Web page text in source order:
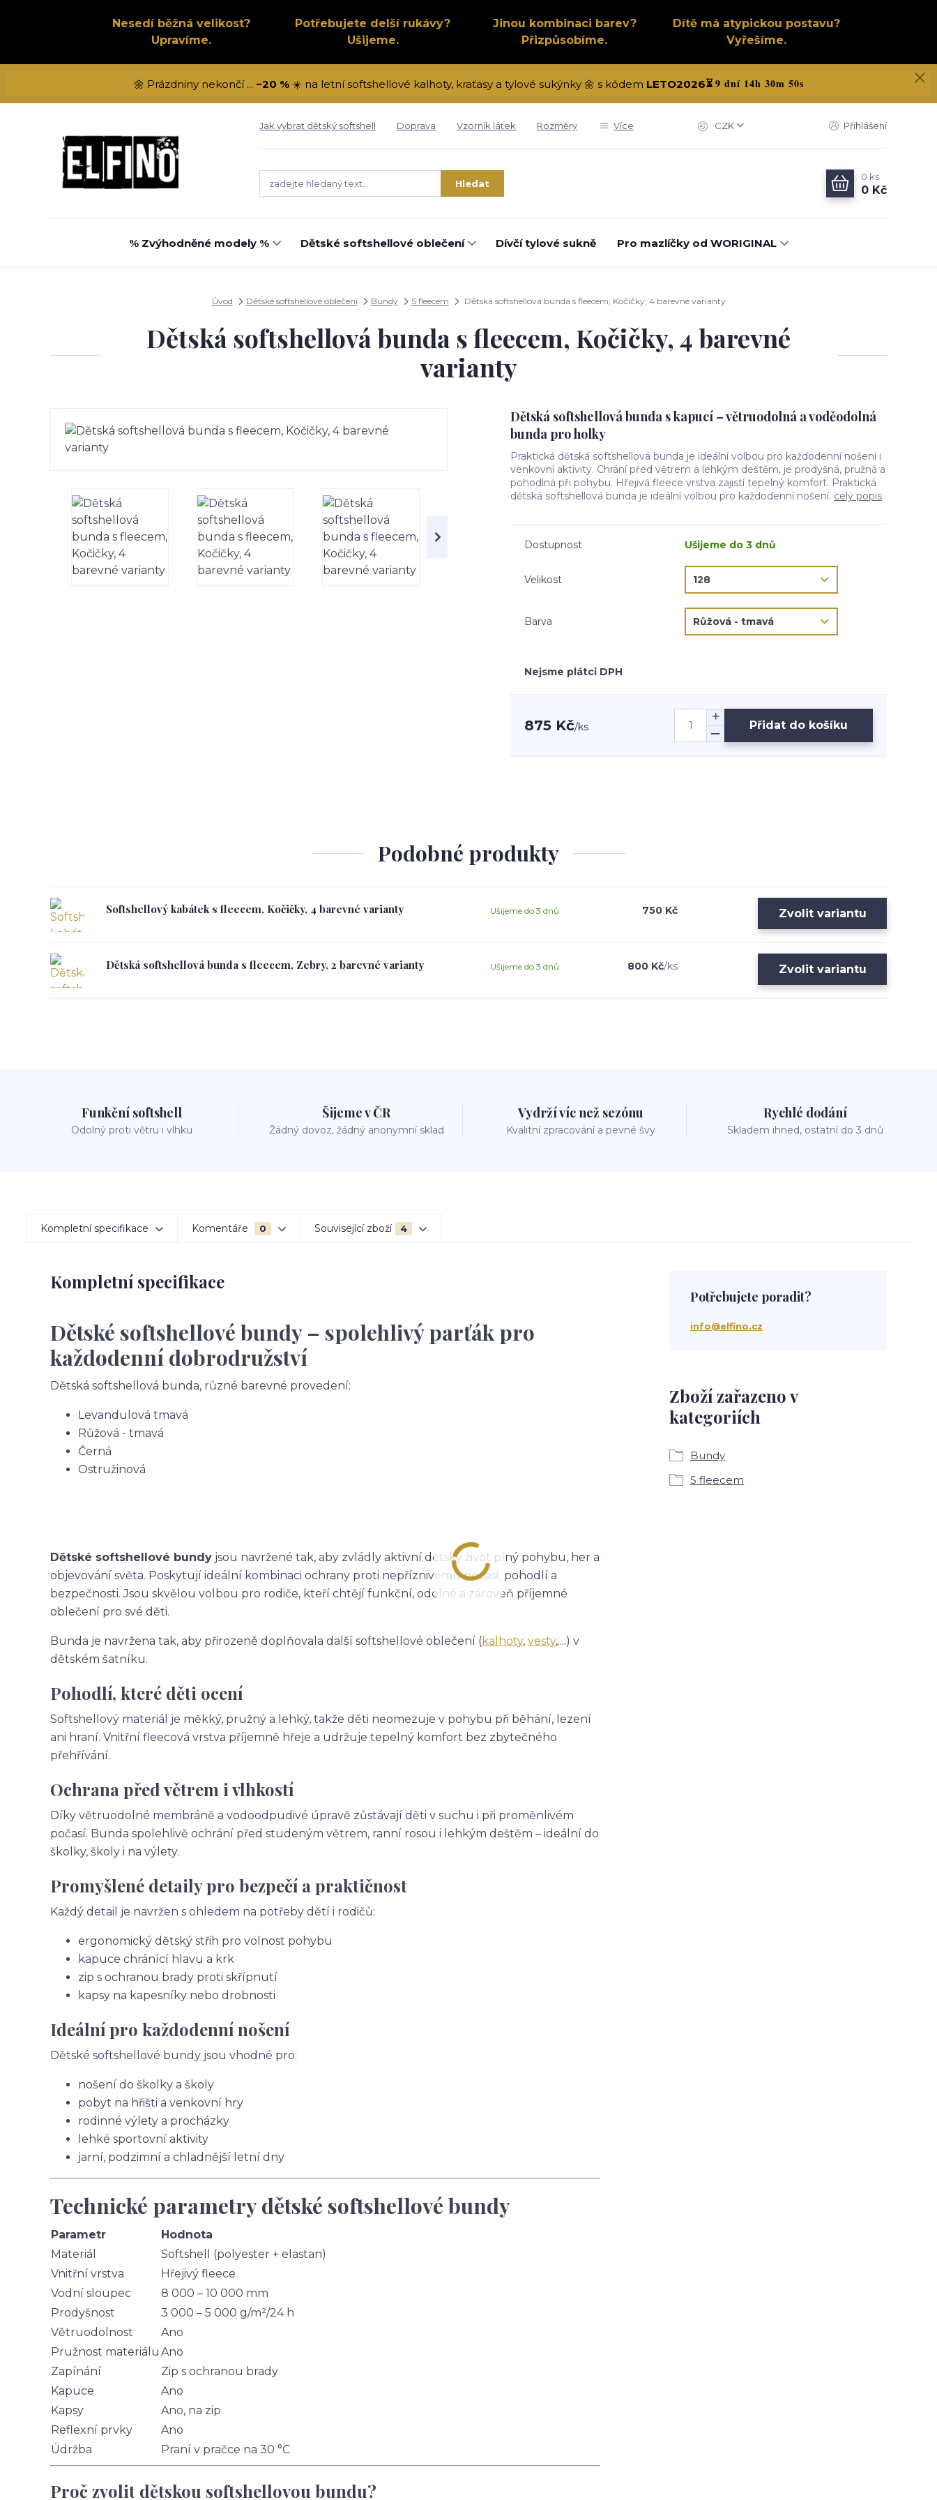
Nesedí běžná velikost?
Upravíme.
Potřebujete delší rukávy?
Ušijeme.
Jinou kombinaci barev?
Přizpůsobíme.
Dítě má atypickou postavu?
Vyřešíme.
🌼 Prázdniny nekončí ... −20 %☀️ na letní softshellové kalhoty, kraťasy a tylové sukýnky 🌼 s kódem LETO2026⏳9 dní 14h 30m 49s
Jak vybrat dětský softshell Doprava Vzorník látek Rozměry Více CZK Přihlášení
Hledat
0 ks
0 Kč
% Zvýhodněné modely % Dětské softshellové oblečení Dívčí tylové sukně Pro mazlíčky od WORIGINAL
Úvod Dětské softshellové oblečení Bundy S fleecem Dětská softshellová bunda s fleecem, Kočičky, 4 barevné varianty
Dětská softshellová bunda s fleecem, Kočičky, 4 barevné
varianty
Dětská softshellová bunda s kapucí – větruodolná a voděodolná
bunda pro holky
Praktická dětská softshellová bunda je ideální volbou pro každodenní nošení i
venkovní aktivity. Chrání před větrem a lehkým deštěm, je prodyšná, pružná a
pohodlná při pohybu. Hřejivá fleece vrstva zajistí tepelný komfort. Praktická
dětská softshellová bunda je ideální volbou pro každodenní nošení. celý popis
Dostupnost Ušijeme do 3 dnů
Velikost
Barva
Nejsme plátci DPH
875 Kč/ks Přidat do košíku
Podobné produkty
Softshellový kabátek s fleecem, Kočičky, 4 barevné varianty 750 Kč
Ušijeme do 3 dnů Zvolit variantu
Dětská softshellová bunda s fleecem, Zebry, 2 barevné varianty 800 Kč/ks
Ušijeme do 3 dnů Zvolit variantu
Funkční softshell
Odolný proti větru i vlhku
Šijeme v ČR
Žádný dovoz, žádný anonymní sklad
Vydrží víc než sezónu
Kvalitní zpracování a pevné švy
Rychlé dodání
Skladem ihned, ostatní do 3 dnů
Kompletní specifikace Komentáře 0 Související zboží 4
Kompletní specifikace
Dětské softshellové bundy – spolehlivý parťák pro
každodenní dobrodružství
Dětská softshellová bunda, různé barevné provedení:
Levandulová tmavá
Růžová - tmavá
Černá
Ostružinová
Dětské softshellové bundy jsou navržené tak, aby zvládly aktivní dětský život plný pohybu, her a
objevování světa. Poskytují ideální kombinaci ochrany proti nepříznivému počasí, pohodlí a
bezpečnosti. Jsou skvělou volbou pro rodiče, kteří chtějí funkční, odolné a zároveň příjemné
oblečení pro své děti.
Bunda je navržena tak, aby přirozeně doplňovala další softshellové oblečení (kalhoty, vesty,....) v
dětském šatníku.
Pohodlí, které děti ocení
Softshellový materiál je měkký, pružný a lehký, takže děti neomezuje v pohybu při běhání, lezení
ani hraní. Vnitřní fleecová vrstva příjemně hřeje a udržuje tepelný komfort bez zbytečného
přehřívání.
Ochrana před větrem i vlhkostí
Díky větruodolné membráně a vodoodpudivé úpravě zůstávají děti v suchu i při proměnlivém
počasí. Bunda spolehlivě ochrání před studeným větrem, ranní rosou i lehkým deštěm – ideální do
školky, školy i na výlety.
Promyšlené detaily pro bezpečí a praktičnost
Každý detail je navržen s ohledem na potřeby dětí i rodičů:
ergonomický dětský střih pro volnost pohybu
kapuce chránící hlavu a krk
zip s ochranou brady proti skřípnutí
kapsy na kapesníky nebo drobnosti
Ideální pro každodenní nošení
Dětské softshellové bundy jsou vhodné pro:
nošení do školky a školy
pobyt na hřišti a venkovní hry
rodinné výlety a procházky
lehké sportovní aktivity
jarní, podzimní a chladnější letní dny
Technické parametry dětské softshellové bundy
Parametr
Hodnota
Materiál
Softshell (polyester + elastan)
Vnitřní vrstva
Hřejivý fleece
Vodní sloupec
8 000 – 10 000 mm
Prodyšnost
3 000 – 5 000 g/m²/24 h
Větruodolnost
Ano
Pružnost materiálu Ano
Zapínání
Zip s ochranou brady
Kapuce
Ano
Kapsy
Ano, na zip
Reflexní prvky
Ano
Údržba
Praní v pračce na 30 °C
Proč zvolit dětskou softshellovou bundu?
Zboží zařazeno v
kategoriích
Bundy
S fleecem
Potřebujete poradit?
info@elfino.cz